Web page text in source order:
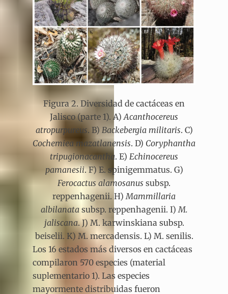
Figura 2. Diversidad de cactáceas en
Jalisco (parte 1). A)Acanthocereus
atropurpureus. B) Backebergia militaris. C)
Cochemiea mazatlanensis. D) Coryphantha
tripugionacantha. E) Echinocereus
pamanesii. F) E. spinigemmatus. G)
Ferocactus alamosanus subsp.
reppenhagenii. H)Mammillaria
albilanatasubsp. reppenhagenii. I)M.
jaliscana. J) M. karwinskiana subsp.
beiselii. K) M. mercadensis. L) M. senilis.
Los 16 estados más diversos en cactáceas
compilaron 570 especies (material
suplementario 1). Las especies
mayormente distribuidas fueron